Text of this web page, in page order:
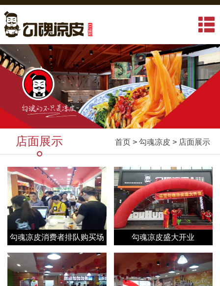
店面展示 首页 > 勾魂凉皮 > 店面展示
勾魂凉皮消费者排队购买场
景
勾魂凉皮盛大开业